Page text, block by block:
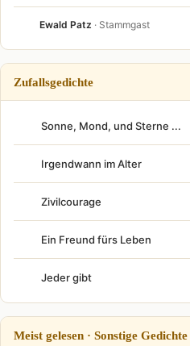
Ewald Patz · Stammgast
Zufallsgedichte
Sonne, Mond, und Sterne ...
Irgendwann im Alter
Zivilcourage
Ein Freund fürs Leben
Jeder gibt
Meist gelesen · Sonstige Gedichte